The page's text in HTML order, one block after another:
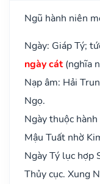
Ngũ hành niên
Ngày: Giáp Tý;
ngày cát(nghĩa
Nạp âm: Hải
Ngọ.
Ngày thuộc
Mậu Tuất nhờ
Ngày Tý lục hợp
Thủy cục. Xung